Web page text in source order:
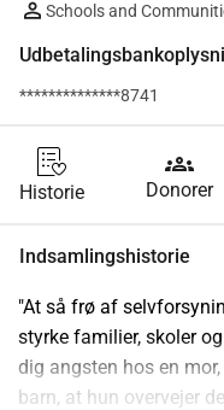
Schools and
**************8741
Historie
groups
Donorer
Indsamlingshistorie
"At så frø af
styrke familier, skoler
dig angsten hos en
barn, at hun overvejer